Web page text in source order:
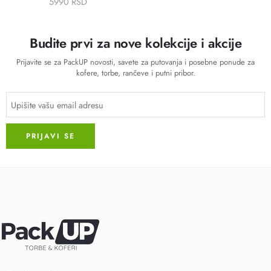
Budite prvi za nove kolekcije i akcije
Prijavite se za PackUP novosti, savete za putovanja i posebne ponude za
kofere, torbe, rančeve i putni pribor.